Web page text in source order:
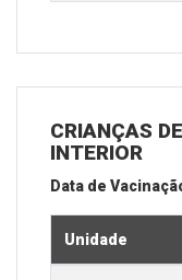
CRIANÇAS
INTERIOR
Data de
Unidade